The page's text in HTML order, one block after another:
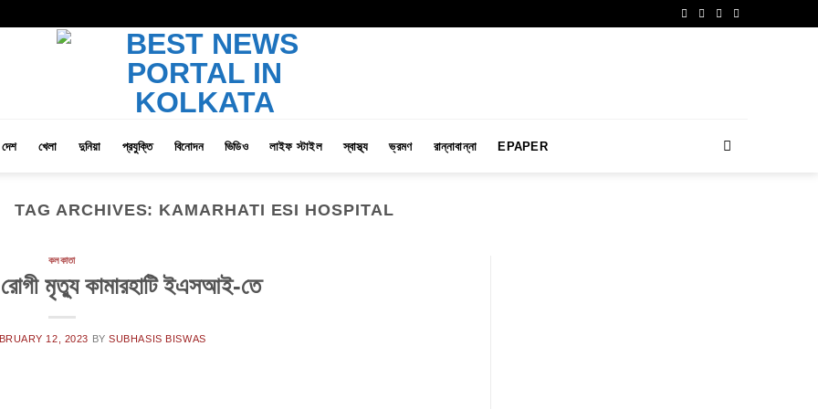
দেশ খেলা দুনিয়া প্রযুক্তি বিনোদন ভিডিও লাইফ স্টাইল স্বাস্থ্য ভ্রমণ রান্নাবান্না EPAPER
TAG ARCHIVES: KAMARHATI ESI HOSPITAL
কলকাতা
রোগী মৃত্যু কামারহাটি ইএসআই-তে
12, 2023 BYSUBHASIS BISWAS